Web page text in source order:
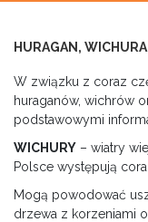
HURAGAN,
W związku z coraz
huraganów, wichrów
podstawowymi
WICHURY – wiatry
Polsce występują
Mogą powodować
drzewa z korzeniami